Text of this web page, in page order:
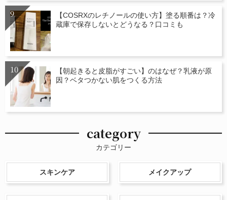
【COSRXのレチノールの使い方】塗る順番は？冷
蔵庫で保存しないとどうなる？口コミも
【朝起きると皮脂がすごい】のはなぜ？乳液が原
因？ベタつかない肌をつくる方法
category
カテゴリー
スキンケア メイクアップ